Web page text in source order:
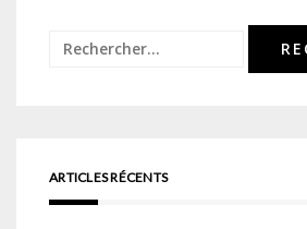
Rechercher :
ARTICLES RÉCENTS